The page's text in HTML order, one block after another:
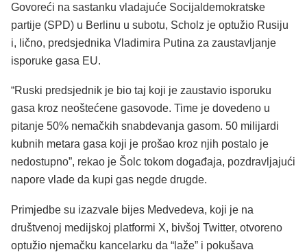
Govoreći na sastanku vladajuće Socijaldemokratske
partije (SPD) u Berlinu u subotu, Scholz je optužio Rusiju
i, lično, predsjednika Vladimira Putina za zaustavljanje
isporuke gasa EU.
“Ruski predsjednik je bio taj koji je zaustavio isporuku
gasa kroz neoštećene gasovode. Time je dovedeno u
pitanje 50% nemačkih snabdevanja gasom. 50 milijardi
kubnih metara gasa koji je prošao kroz njih postalo je
nedostupno”, rekao je Šolc tokom događaja, pozdravljajući
napore vlade da kupi gas negde drugde.
Primjedbe su izazvale bijes Medvedeva, koji je na
društvenoj medijskoj platformi X, bivšoj Twitter, otvoreno
optužio njemačku kancelarku da “laže” i pokušava